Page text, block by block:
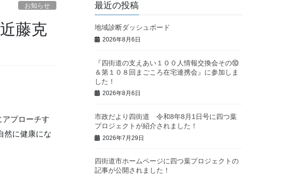
お知らせ
藤克
プローチす
然に健康にな
最近の投稿
地域診断ダッシュボード
2026年8月6日
『四街道の支えあい１００人情報交換会その⑩
＆第１０８回まごころ在宅連携会』に参加しま
した！
2026年8月6日
市政だより四街道 令和8年8月1日号に四つ葉
プロジェクトが紹介されました！
2026年7月29日
四街道市ホームページに四つ葉プロジェクトの
記事が公開されました！